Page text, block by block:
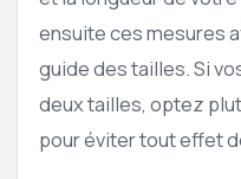
ensuite ces mesures
guide des tailles. Si
deux tailles, optez
pour éviter tout effet